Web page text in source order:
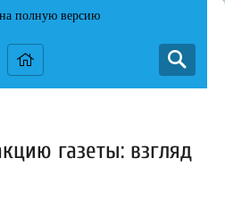
полную версию
газеты: взгляд